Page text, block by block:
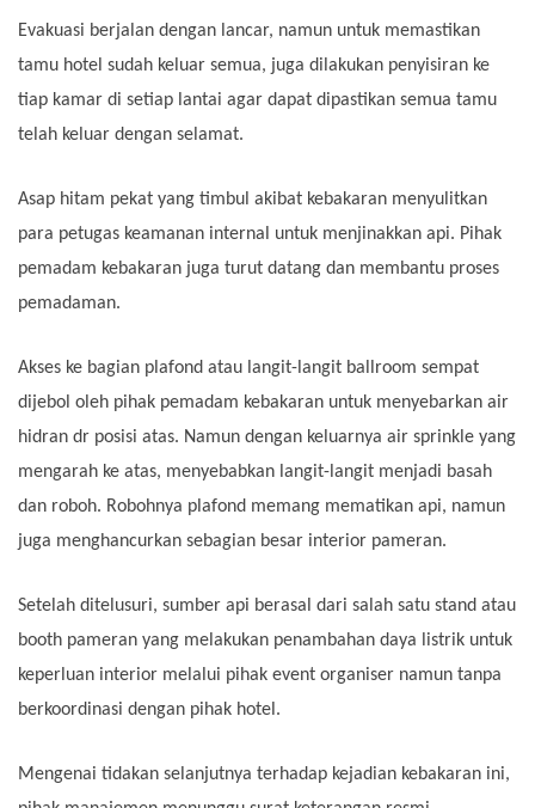
Evakuasi berjalan dengan lancar, namun untuk memastikan
tamu hotel sudah keluar semua, juga dilakukan penyisiran ke
tiap kamar di setiap lantai agar dapat dipastikan semua tamu
telah keluar dengan selamat.
Asap hitam pekat yang timbul akibat kebakaran menyulitkan
para petugas keamanan internal untuk menjinakkan api. Pihak
pemadam kebakaran juga turut datang dan membantu proses
pemadaman.
Akses ke bagian plafond atau langit-langit ballroom sempat
dijebol oleh pihak pemadam kebakaran untuk menyebarkan air
hidran dr posisi atas. Namun dengan keluarnya air sprinkle yang
mengarah ke atas, menyebabkan langit-langit menjadi basah
dan roboh. Robohnya plafond memang mematikan api, namun
juga menghancurkan sebagian besar interior pameran.
Setelah ditelusuri, sumber api berasal dari salah satu stand atau
booth pameran yang melakukan penambahan daya listrik untuk
keperluan interior melalui pihak event organiser namun tanpa
berkoordinasi dengan pihak hotel.
Mengenai tidakan selanjutnya terhadap kejadian kebakaran ini,